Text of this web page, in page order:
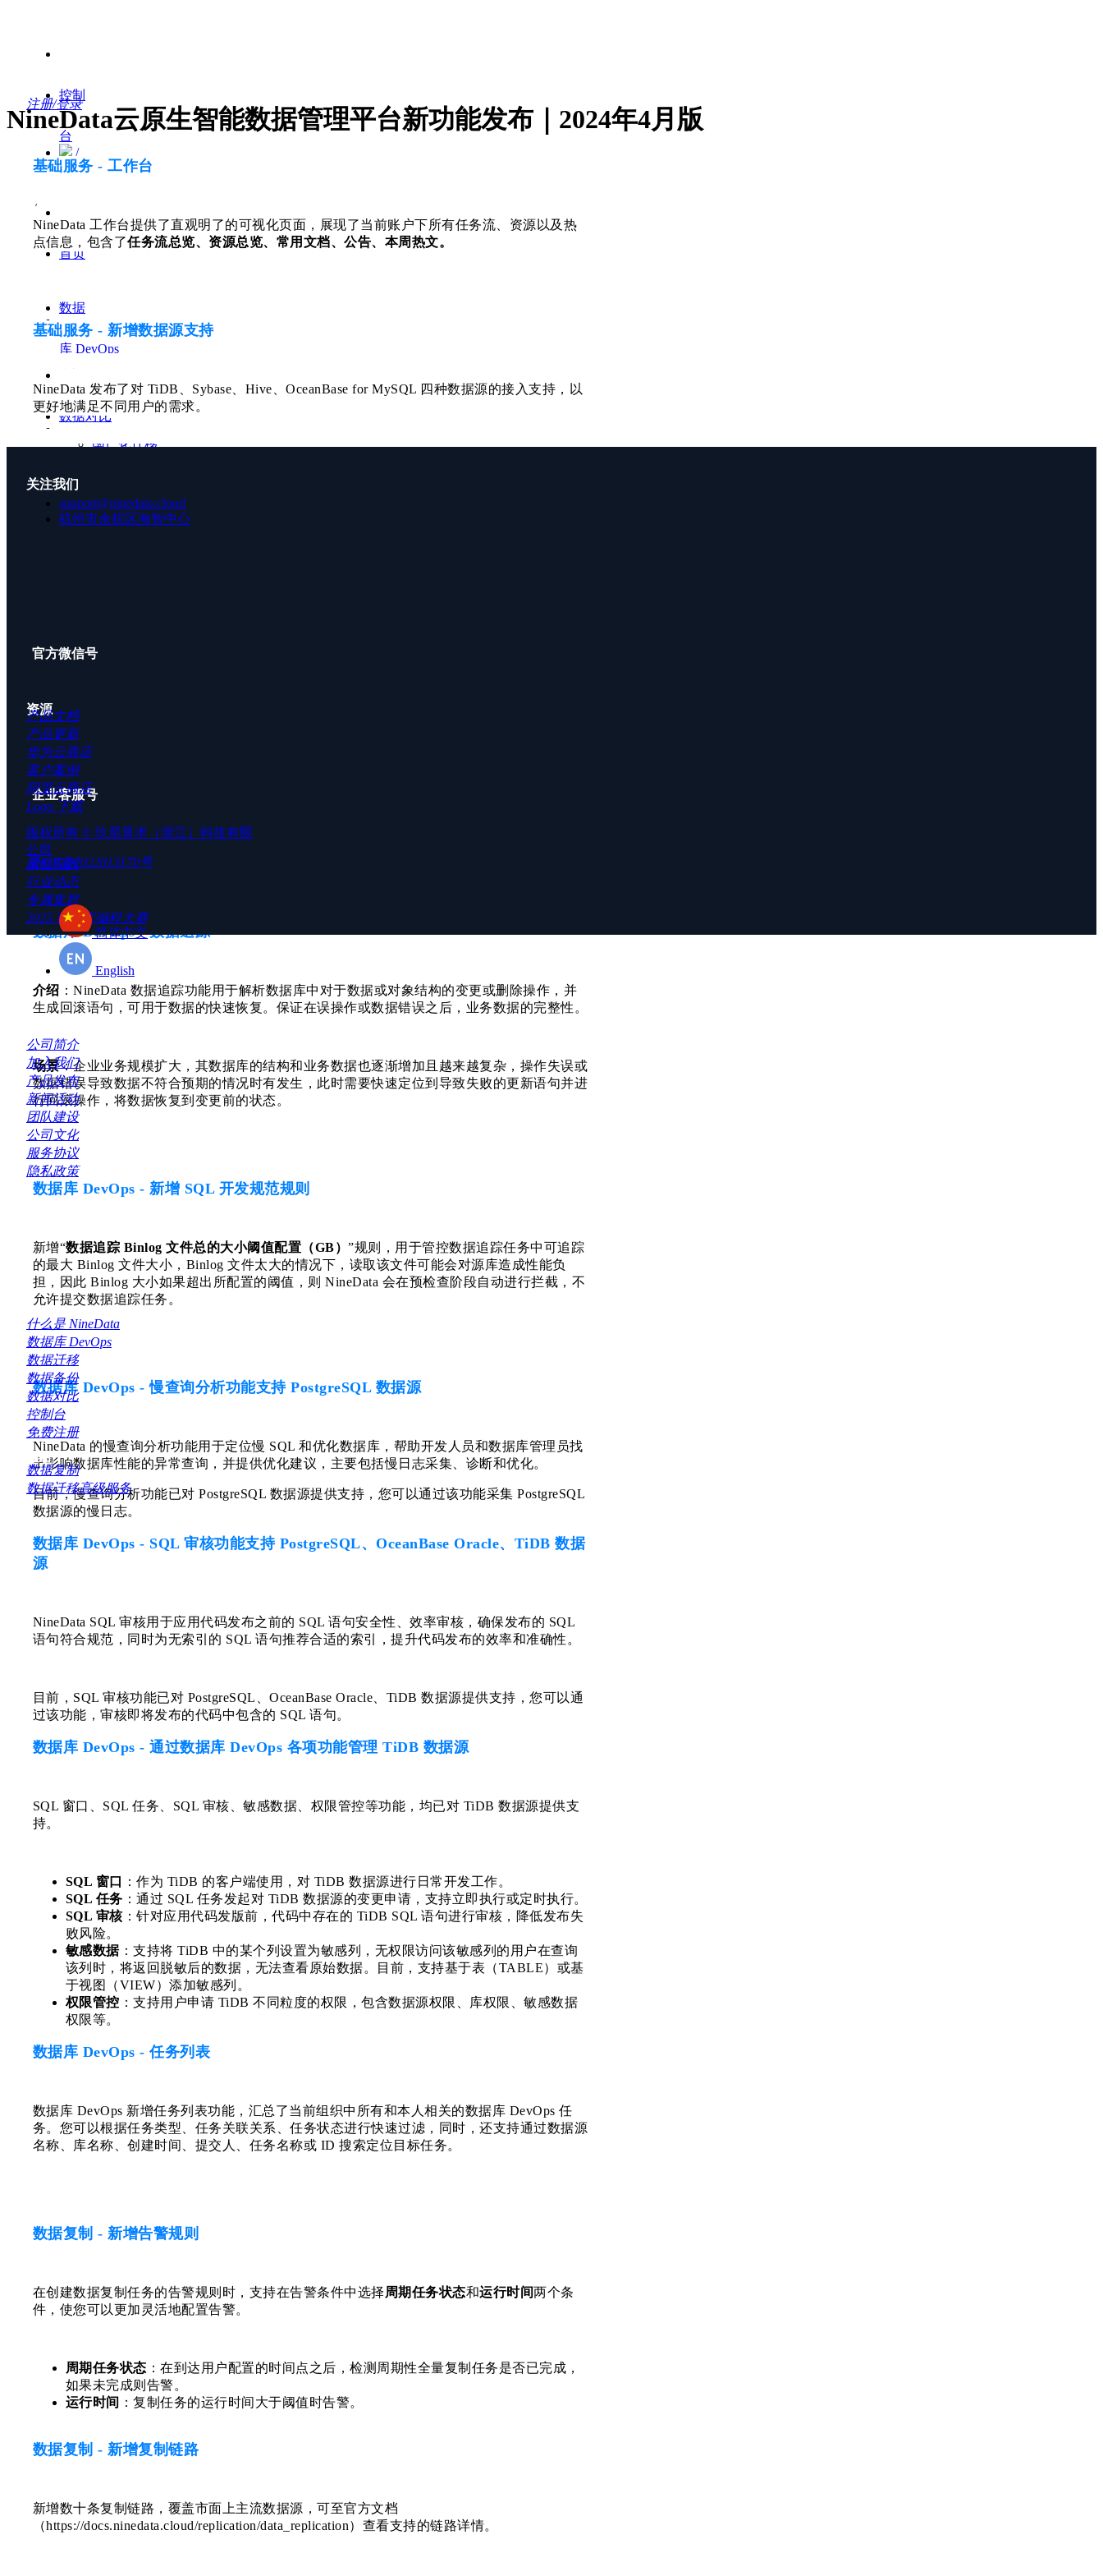
控制
台
注册/登录
/
.
/
首页
数据
库 DevOps
制
国产化迁移
实时数仓同步
高级服务
数据对比
例
关于我
公司资讯
专属集群
NineData云原生智能数据管理平台新功能发布｜2024年4月版
基础服务 - 工作台
NineData 工作台提供了直观明了的可视化页面，展现了当前账户下所有任务流、资源以及热
点信息，包含了任务流总览、资源总览、常用文档、公告、本周热文。
基础服务 - 新增数据源支持
NineData 发布了对 TiDB、Sybase、Hive、OceanBase for MySQL 四种数据源的接入支持，以
更好地满足不同用户的需求。
基础服务 - 支持 MySQL 数据源的多种部署架构
基础服务 - 支持 MongoDB 数据源的多种部署架构
在 NineData 控制台中录入 MongoDB 数据源时，在
分片集群
基础服务 - Redis 数据源录入优化
在 NineData 控制台中通过网关或私网连接录入 Redis 集群时，只需填写一个链接地址，系统
将自动遍历该集群所有链接地址并添加，无需用户手动逐个操作。
数据库 DevOps - 数据追踪
介绍 ：NineData 数据追踪功能用于解析数据库中对于数据或对象结构的变更或删除操作，并
生成回滚语句，可用于数据的快速恢复。保证在误操作或数据错误之后，业务数据的完整性。
场景：企业业务规模扩大，其数据库的结构和业务数据也逐渐增加且越来越复杂，操作失误或
数据错误导致数据不符合预期的情况时有发生，此时需要快速定位到导致失败的更新语句并进
行回滚操作，将数据恢复到变更前的状态。
数据库 DevOps - 新增 SQL 开发规范规则
新增“数据追踪 Binlog 文件总的大小阈值配置（GB） ”规则，用于管控数据追踪任务中可追踪
的最大 Binlog 文件大小，Binlog 文件太大的情况下，读取该文件可能会对源库造成性能负
担，因此 Binlog 大小如果超出所配置的阈值，则 NineData 会在预检查阶段自动进行拦截，不
允许提交数据追踪任务。
数据库 DevOps - 慢查询分析功能支持 PostgreSQL 数据源
NineData 的慢查询分析功能用于定位慢 SQL 和优化数据库，帮助开发人员和数据库管理员找
出影响数据库性能的异常查询，并提供优化建议，主要包括慢日志采集、诊断和优化。
目前，慢查询分析功能已对 PostgreSQL 数据源提供支持，您可以通过该功能采集 PostgreSQL
数据源的慢日志。
数据库 DevOps - SQL 审核功能支持 PostgreSQL、OceanBase Oracle、TiDB 数据
源
NineData SQL 审核用于应用代码发布之前的 SQL 语句安全性、效率审核，确保发布的 SQL
语句符合规范，同时为无索引的 SQL 语句推荐合适的索引，提升代码发布的效率和准确性。
目前，SQL 审核功能已对 PostgreSQL、OceanBase Oracle、TiDB 数据源提供支持，您可以通
过该功能，审核即将发布的代码中包含的 SQL 语句。
数据库 DevOps - 通过数据库 DevOps 各项功能管理 TiDB 数据源
SQL 窗口、SQL 任务、SQL 审核、敏感数据、权限管控等功能，均已对 TiDB 数据源提供支
持。
SQL 窗口
：作为 TiDB 的客户端使用，对 TiDB 数据源进行日常开发工作。
SQL 任务 ：通过 SQL 任务发起对 TiDB 数据源的变更申请，支持立即执行或定时执行。
SQL 审核：针对应用代码发版前，代码中存在的 TiDB SQL 语句进行审核，降低发布失
败风险。
敏感数据：支持将 TiDB 中的某个列设置为敏感列，无权限访问该敏感列的用户在查询
该列时，将返回脱敏后的数据，无法查看原始数据。目前，支持基于表（TABLE）或基
于视图（VIEW）添加敏感列。
权限管控 ：支持用户申请 TiDB 不同粒度的权限，包含数据源权限、库权限、敏感数据
权限等。
数据库 DevOps - 任务列表
数据库 DevOps 新增任务列表功能，汇总了当前组织中所有和本人相关的数据库 DevOps 任
务。您可以根据任务类型、任务关联关系、任务状态进行快速过滤，同时，还支持通过数据源
名称、库名称、创建时间、提交人、任务名称或 ID 搜索定位目标任务。
数据复制 - 新增告警规则
在创建数据复制任务的告警规则时，支持在告警条件中选择 周期任务状态和运行时间两个条
件，使您可以更加灵活地配置告警。
周期任务状态 ：在到达用户配置的时间点之后，检测周期性全量复制任务是否已完成，
如果未完成则告警。
运行时间 ：复制任务的运行时间大于阈值时告警。
数据复制 - 新增复制链路
新增数十条复制链路，覆盖市面上主流数据源，可至官方文档
（https://docs.ninedata.cloud/replication/data_replication）查看支持的链路详情。
关注我们
support@ninedata.cloud
杭州市余杭区海智中心
官方微信号
企业客服号
资源
产品文档
产品更新
华为云商店
客户案例
阿里云商店
Logo 下载
最佳实践
行业动态
专属集群
2025 数据库编程大赛
联系我们
公司简介
加入我们
产品发布
新闻活动
团队建设
公司文化
服务协议
隐私政策
什么是 NineData
数据库 DevOps
数据迁移
数据备份
数据对比
控制台
免费注册
产品
数据复制
数据迁移高级服务
版权所有 © 玖章算术（浙江）科技有限
公司
浙ICP备2022013170号
简体中文
English